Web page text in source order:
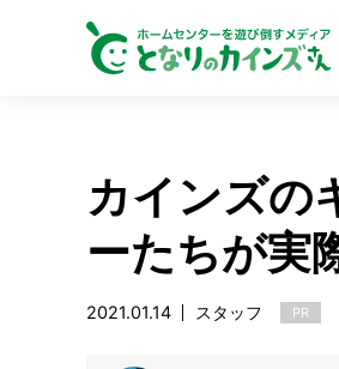
カインズの
ーたちが実
2021.01.14 スタッフ PR